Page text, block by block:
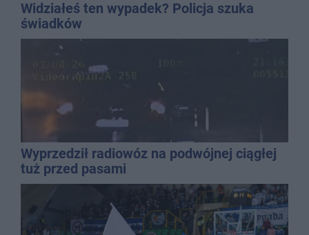
Widziałeś ten wypadek? Policja szuka
świadków
Wyprzedził radiowóz na podwójnej ciągłej
tuż przed pasami